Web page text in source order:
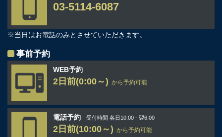
03-5114-6087
※当日はお電話のみとさせていただきます。
事前予約
WEB予約
2日前(0:00～) から予約可能
電話予約 受付時間 各日10:00 - 翌6:00
2日前(10:00～) から予約可能